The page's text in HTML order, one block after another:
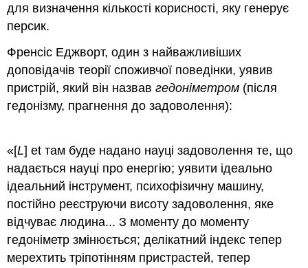
для визначення кількості корисності, яку генерує
персик.
Френсіс Еджворт, один з найважливіших
доповідачів теорії споживчої поведінки, уявив
пристрій, який він назвавгедоніметром (після
гедонізму, прагнення до задоволення):
«[L] et там буде надано науці задоволення те, що
надається науці про енергію; уявити ідеально
ідеальний інструмент, психофізичну машину,
постійно реєструючи висоту задоволення, яке
відчуває людина... З моменту до моменту
гедоніметр змінюється; делікатний індекс тепер
мерехтить тріпотінням пристрастей, тепер